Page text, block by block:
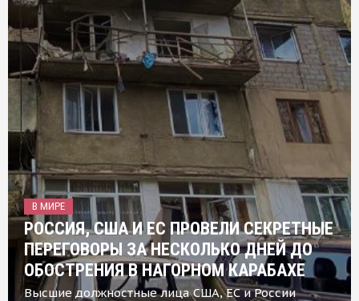
В МИРЕ
РОССИЯ, США И ЕС ПРОВЕЛИ СЕКРЕТНЫЕ
ПЕРЕГОВОРЫ ЗА НЕСКОЛЬКО ДНЕЙ ДО
ОБОСТРЕНИЯ В НАГОРНОМ КАРАБАХЕ
Высшие должностные лица США, ЕС и России